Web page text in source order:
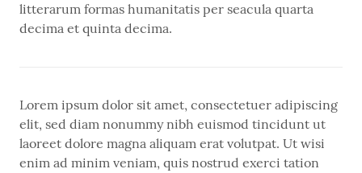
litterarum formas humanitatis per seacula quarta
decima et quinta decima.
Lorem ipsum dolor sit amet, consectetuer adipiscing
elit, sed diam nonummy nibh euismod tincidunt ut
laoreet dolore magna aliquam erat volutpat. Ut wisi
enim ad minim veniam, quis nostrud exerci tation